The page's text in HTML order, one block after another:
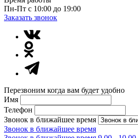
Пн-Пт с 10:00 до 19:00
Заказать звонок
Перезвоним когда вам будет удобно
Имя
Телефон
Звонок в ближайшее время
Звонок в ближайшее время